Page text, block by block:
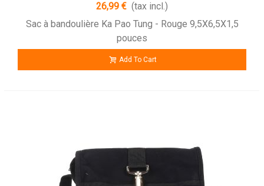
26,99 € (tax incl.)
Sac à bandoulière Ka Pao Tung - Rouge 9,5X6,5X1,5
pouces
Add To Cart